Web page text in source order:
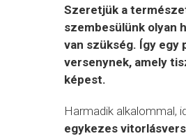
Szeretjük a
szembesülünk olyan
van szükség. Így egy
versenynek, amely
képest.
Harmadik alkalommal,
egykezes